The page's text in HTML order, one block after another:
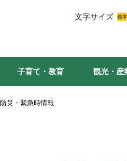
文字サイズ
子育て・教育 観光・産
防災・緊急時情報